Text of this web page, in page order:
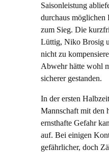
Saisonleistung
durchaus möglichen
zum Sieg. Die
Lüttig, Niko Brosig
nicht zu
Abwehr hätte wohl
sicherer gestanden.
In der ersten
Mannschaft mit den
ernsthafte Gefahr
auf. Bei einigen
gefährlicher, doch